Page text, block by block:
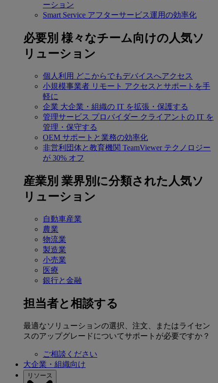
ーション
Smart Service アフターサービス運用の効率化
必要別 様々なチーム向けの人気ソ
リューション
個人利用 どこからでもデバイスへアクセス
小規模事業者 リモート アクセスとサポートを手
軽に
企業 大企業・組織の IT を拡張・保護する
管理サービス プロバイダー クライアントの IT を
管理・保守する
OEM サポートと業務の効率化
非営利団体と教育機関 TeamViewer テクノロジー
が 30% オフ
産業別 業界別に分類された人気ソ
リューション
自動車産業
農業
物流業
製造業
小売業
医療
銀行と金融
担当者と相談する
最適なソリューションの選択、注文、またはライセン
スのアップグレードについてサポートが必要ですか？
ご相談ください
大企業・組織向け
リソース